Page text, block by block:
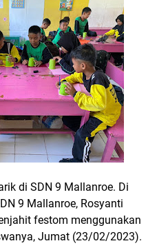
di SDN 9 Mallanroe. Di
9 Mallanroe, Rosyanti
festom menggunakan
Jumat (23/02/2023).